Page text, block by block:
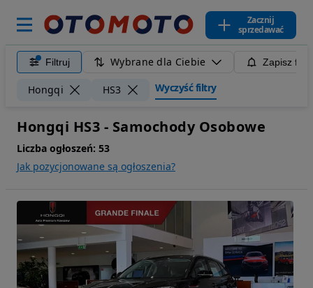
Zacznij
sprzedawać
Filtruj Wybrane dla Ciebie Zapisz
Hongqi HS3 Wyczyść filtry
Hongqi HS3 - Samochody Osobowe
Liczba ogłoszeń: 53
Jak pozycjonowane są ogłoszenia?